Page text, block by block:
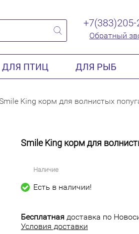
+7(383)205-
Обратный
ДЛЯ ПТИЦ ДЛЯ РЫБ
King корм для волнистых
Smile King корм для
Наличие
Есть в наличии!
Бесплатная доставка по
Условия доставки